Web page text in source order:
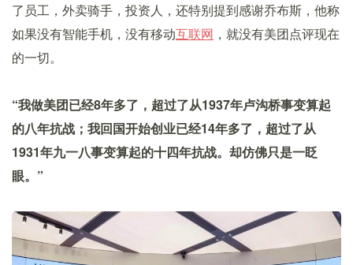
了员工，外卖骑手，投资人，还特别提到感谢乔布斯，他称
如果没有智能手机，没有移动互联网 ，就没有美团点评现在
的一切。
“我做美团已经8年多了，超过了从1937年卢沟桥事变算起
的八年抗战；我回国开始创业已经14年多了，超过了从
1931年九一八事变算起的十四年抗战。却仿佛只是一眨
眼。”